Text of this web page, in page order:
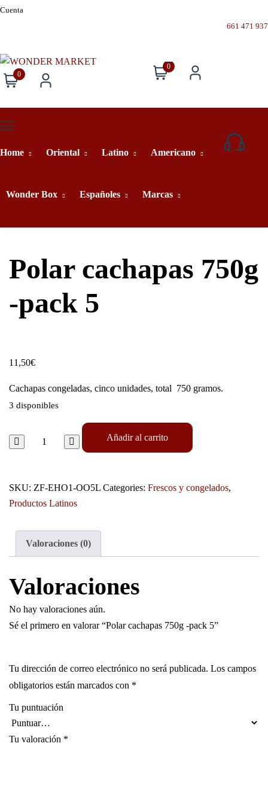
Cuenta
661 471 937
0
0
Home Oriental Latino Americano
Wonder Box Españoles Marcas
Polar cachapas 750g
-pack 5
11,50€
Cachapas congeladas, cinco unidades, total 750 gramos.
3 disponibles
Añadir al carrito
SKU: ZF-EHO1-OO5L Categories: Frescos y congelados,
Productos Latinos
Valoraciones (0)
Valoraciones
No hay valoraciones aún.
Sé el primero en valorar “Polar cachapas 750g -pack 5”
Tu dirección de correo electrónico no será publicada. Los campos
obligatorios están marcados con *
Tu puntuación
Tu valoración *